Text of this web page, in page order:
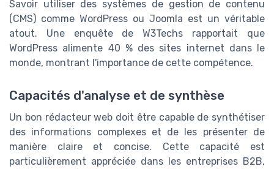
Savoir utiliser des systèmes de gestion de contenu
(CMS) comme WordPress ou Joomla est un véritable
atout. Une enquête de W3Techs rapportait que
WordPress alimente 40 % des sites internet dans le
monde, montrant l'importance de cette compétence.
Capacités d'analyse et de synthèse
Un bon rédacteur web doit être capable de synthétiser
des informations complexes et de les présenter de
manière claire et concise. Cette capacité est
particulièrement appréciée dans les entreprises B2B,